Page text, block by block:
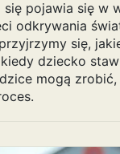
się pojawia się w
odkrywania
się,
dziecko
mogą zrobić,